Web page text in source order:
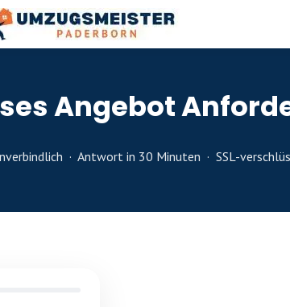
Angebot
· Antwort in 30 Minuten · SSL-